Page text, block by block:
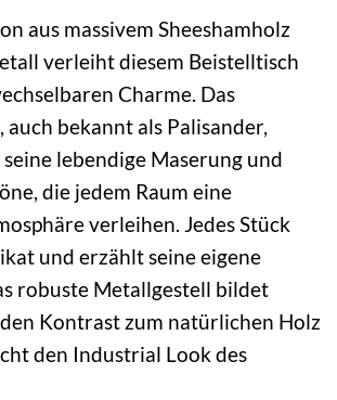
aus massivem Sheeshamholz
verleiht diesem Beistelltisch
Charme. Das
auch bekannt als Palisander,
lebendige Maserung und
die jedem Raum eine
verleihen. Jedes Stück
und erzählt seine eigene
robuste Metallgestell bildet
Kontrast zum natürlichen Holz
den Industrial Look des